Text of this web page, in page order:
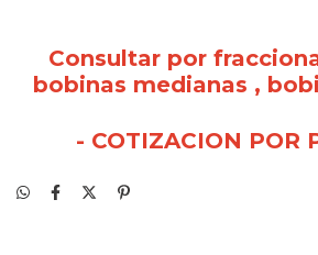
Consultar por
bobinas medianas ,
- COTIZACION POR